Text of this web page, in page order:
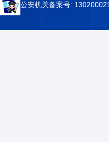
公安机关备案号: